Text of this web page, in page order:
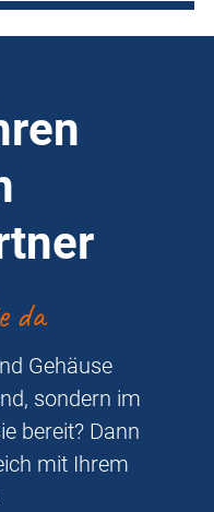
da
Gehäuse
sondern im
bereit? Dann
mit Ihrem